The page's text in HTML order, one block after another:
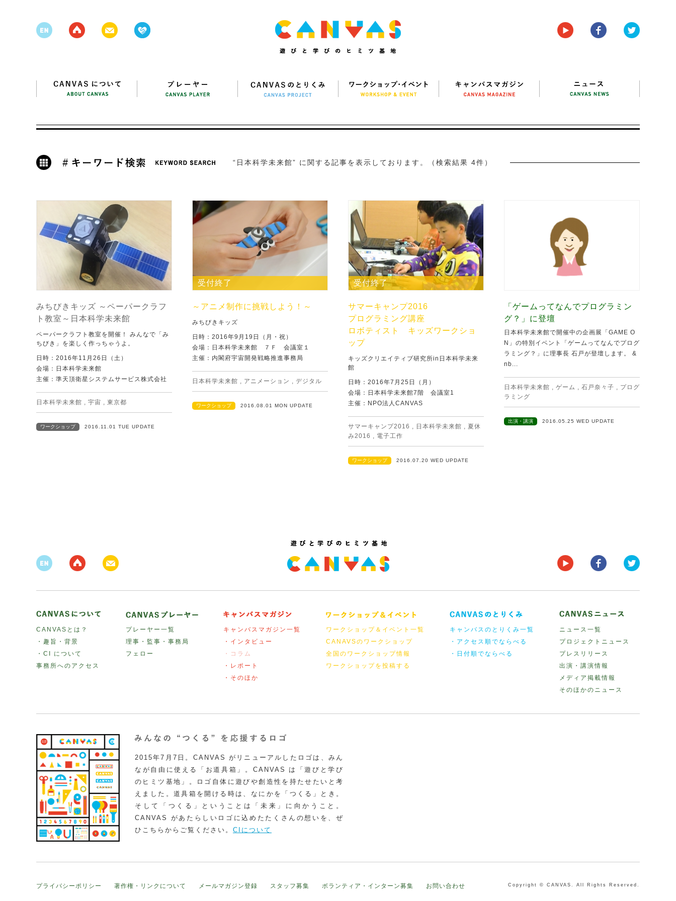
“日本科学未来館” に関する記事を表示しております。（検索結果 4件）
みちびきキッズ ～ペーパークラフ
ト教室～日本科学未来館
ペーパークラフト教室を開催！ みんなで「み
ちびき」を楽しく作っちゃうよ。
日時：2016年11月26日（土）
会場：日本科学未来館
主催：準天頂衛星システムサービス株式会社
日本科学未来館 , 宇宙 , 東京都
ワークショップ 2016.11.01 TUE UPDATE
受付終了
～アニメ制作に挑戦しよう！～
みちびきキッズ
日時：2016年9月19日（月・祝）
会場：日本科学未来館 ７Ｆ 会議室１
主催：内閣府宇宙開発戦略推進事務局
日本科学未来館 , アニメーション , デジタル
ワークショップ 2016.08.01 MON UPDATE
受付終了
サマーキャンプ2016
プログラミング講座
ロボティスト キッズワークショ
ップ
キッズクリエイティブ研究所in日本科学未来
館
日時：2016年7月25日（月）
会場：日本科学未来館7階 会議室1
主催：NPO法人CANVAS
サマーキャンプ2016 , 日本科学未来館 , 夏休
み2016 , 電子工作
ワークショップ 2016.07.20 WED UPDATE
「ゲームってなんでプログラミン
グ？」に登壇
日本科学未来館で開催中の企画展「GAME O
N」の特別イベント「ゲームってなんでプログ
ラミング？」に理事長 石戸が登壇します。 &
nb...
日本科学未来館 , ゲーム , 石戸奈々子 , プログ
ラミング
出演・講演 2016.05.25 WED UPDATE
CANVASとは？
・趣旨・背景
・CI について
事務所へのアクセス
プレーヤー一覧
理事・監事・事務局
フェロー
キャンバスマガジン一覧
・インタビュー
・コラム
・レポート
・そのほか
ワークショップ＆イベント一覧
CANAVSのワークショップ
全国のワークショップ情報
ワークショップを投稿する
キャンバスのとりくみ一覧
・アクセス順でならべる
・日付順でならべる
ニュース一覧
プロジェクトニュース
プレスリリース
出演・講演情報
メディア掲載情報
そのほかのニュース
2015年7月7日。CANVAS がリニューアルしたロゴは、みん
なが自由に使える「お道具箱」。CANVAS は「遊びと学び
のヒミツ基地」。ロゴ自体に遊びや創造性を持たせたいと考
えました。道具箱を開ける時は、なにかを「つくる」とき。
そして「つくる」ということは「未来」に向かうこと。
CANVAS があたらしいロゴに込めたたくさんの想いを、ぜ
ひこちらからご覧ください。 CIについて
プライバシーポリシー 著作権・リンクについて メールマガジン登録 スタッフ募集 ボランティア・インターン募集 お問い合わせ Copyright © CANVAS. All Rights Reserved.